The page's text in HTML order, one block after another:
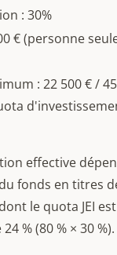
: 30%
€ (personne
: 22 500 € /
effective
fonds en titres
le quota JEI
% (80 % × 30 %).